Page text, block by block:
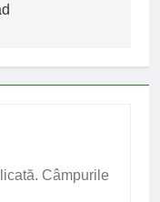
Câmpurile